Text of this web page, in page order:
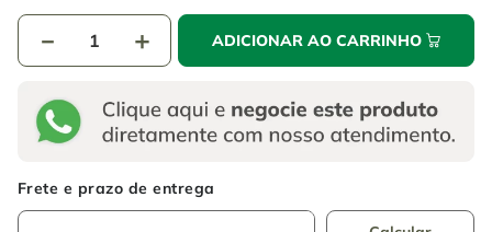
＋
－ ADICIONAR AO CARRINHO
disco corte
chave impacto
disco corte